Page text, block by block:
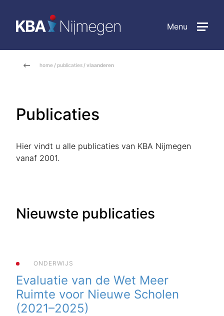
Menu
home / publicaties / vlaanderen
Publicaties
Hier vindt u alle publicaties van KBA Nijmegen
vanaf 2001.
Nieuwste publicaties
ONDERWIJS
Evaluatie van de Wet Meer
Ruimte voor Nieuwe Scholen
(2021–2025)